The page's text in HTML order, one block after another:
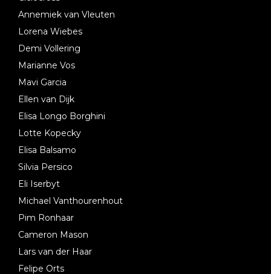
Annemiek van Vleuten
Lorena Wiebes
Demi Vollering
Marianne Vos
Mavi Garcia
Ellen van Dijk
Elisa Longo Borghini
Lotte Kopecky
Elisa Balsamo
Silvia Persico
Eli Iserbyt
Michael Vanthourenhout
Pim Ronhaar
Cameron Mason
Lars van der Haar
Felipe Orts